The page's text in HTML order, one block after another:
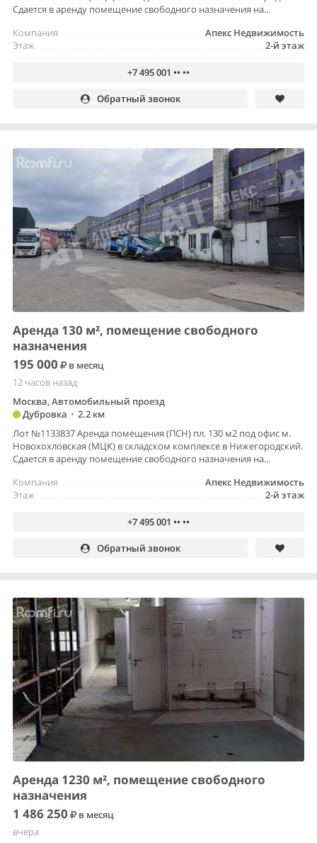
Сдается в аренду помещение свободного назначения на...
Апекс Недвижимость
Компания
2-й этаж
Этаж
+7 495 001 •• ••
Обратный звонок
Аренда 130 м², помещение свободного
назначения
195 000
в месяц
12 часов назад
Москва, Автомобильный проезд
Дубровка • 2.2 км
Лот №1133837 Аренда помещения (ПСН) пл. 130 м2 под офис м.
Новохохловская (МЦК) в складском комплексе в Нижегородский.
Сдается в аренду помещение свободного назначения на...
Апекс Недвижимость
Компания
2-й этаж
Этаж
+7 495 001 •• ••
Обратный звонок
Аренда 1230 м², помещение свободного
назначения
1 486 250
в месяц
вчера